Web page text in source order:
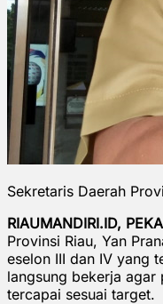
Sekretaris Daerah
RIAUMANDIRI.ID,
Provinsi Riau, Yan
eselon III dan IV yang
langsung bekerja agar
tercapai sesuai target.